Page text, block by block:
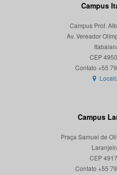
Campus
Campus Prof.
Av. Vereador
CEP
Campus
Praça Samuel de
CEP